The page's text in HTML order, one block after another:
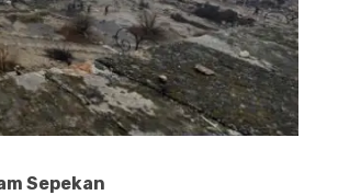
Sepekan